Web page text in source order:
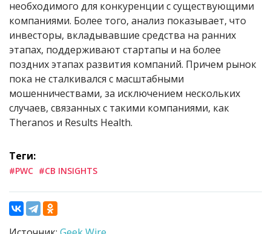
необходимого для конкуренции с существующими
компаниями. Более того, анализ показывает, что
инвесторы, вкладывавшие средства на ранних
этапах, поддерживают стартапы и на более
поздних этапах развития компаний. Причем рынок
пока не сталкивался с масштабными
мошенничествами, за исключением нескольких
случаев, связанных с такими компаниями, как
Theranos и Results Health.
Теги:
#PWC #CB INSIGHTS